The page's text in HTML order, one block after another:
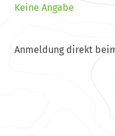
Keine Angabe
Anmeldung direkt